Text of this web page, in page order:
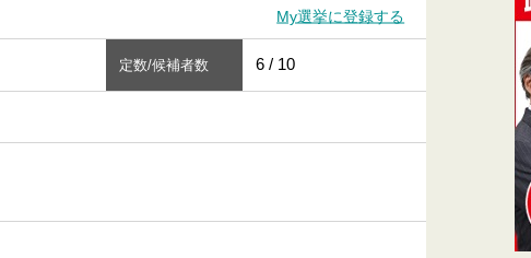
My選挙に登録する
定数/候補者数 6 / 10